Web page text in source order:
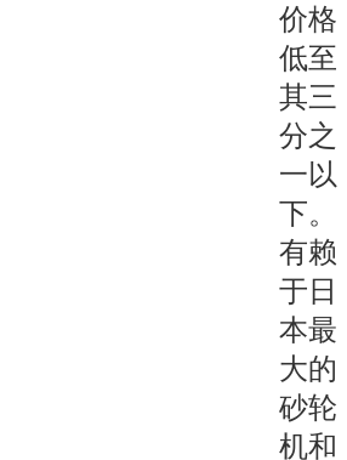
价格
低至
其三
分之
一以
下。
有赖
于日
本最
大的
砂轮
机和